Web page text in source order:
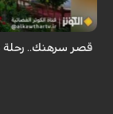
قصر سرهنك.. رحلة عبر 450 عاماً من عظمة العمارة